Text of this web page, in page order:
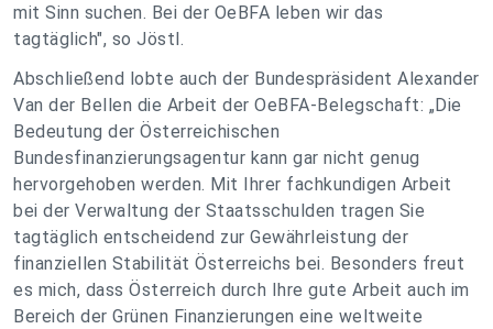
mit Sinn suchen. Bei der OeBFA leben wir das
tagtäglich", so Jöstl.
Abschließend lobte auch der Bundespräsident Alexander
Van der Bellen die Arbeit der OeBFA-Belegschaft: „Die
Bedeutung der Österreichischen
Bundesfinanzierungsagentur kann gar nicht genug
hervorgehoben werden. Mit Ihrer fachkundigen Arbeit
bei der Verwaltung der Staatsschulden tragen Sie
tagtäglich entscheidend zur Gewährleistung der
finanziellen Stabilität Österreichs bei. Besonders freut
es mich, dass Österreich durch Ihre gute Arbeit auch im
Bereich der Grünen Finanzierungen eine weltweite